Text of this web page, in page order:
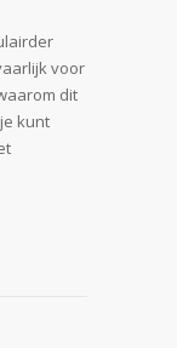
voor
dit
kunt